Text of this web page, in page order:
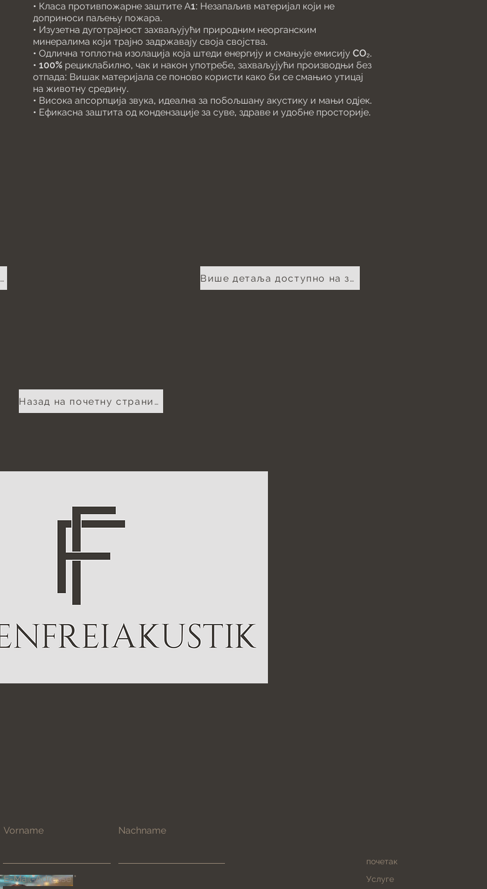
Иди на преглед производа
• Класа противпожарне заштите А1: Незапаљив материјал који не
доприноси паљењу пожара.
• Изузетна дуготрајност захваљујући природним неорганским
минералима који трајно задржавају своја својства.
• Одлична топлотна изолација која штеди енергију и смањује емисију CO₂.
• 100% рециклабилно, чак и након употребе, захваљујући производњи без
отпада: Вишак материјала се поново користи како би се смањио утицај
на животну средину.
• Висока апсорпција звука, идеална за побољшану акустику и мањи одјек.
• Ефикасна заштита од кондензације за суве, здраве и удобне просторије.
Више детаља доступно на захтев
Назад на почетну страницу
Vorname Nachname
E-Mail-Adresse
почетак
Услуге